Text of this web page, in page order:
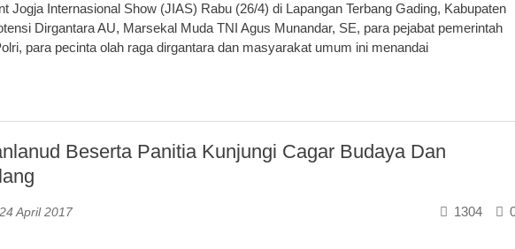
Jogja Internasional Show (JIAS) Rabu (26/4) di Lapangan Terbang Gading, Kabupaten
Dirgantara AU, Marsekal Muda TNI Agus Munandar, SE, para pejabat pemerintah
para pecinta olah raga dirgantara dan masyarakat umum ini menandai
Beserta Panitia Kunjungi Cagar Budaya Dan
24 April 2017 1304